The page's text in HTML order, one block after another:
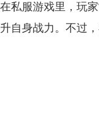
在私服游戏里，玩
升自身战力。不过